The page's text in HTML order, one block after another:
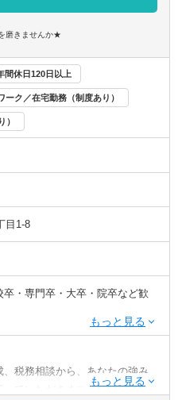
で幅広く在籍
磨きませんか★
間休日120日以上
ーク／在宅勤務（制度あり）
）
目1-8
・専門卒・大卒・院卒など歓
の実務経験1年以上の方
税務相談から、あなたの強み
っていただきます。